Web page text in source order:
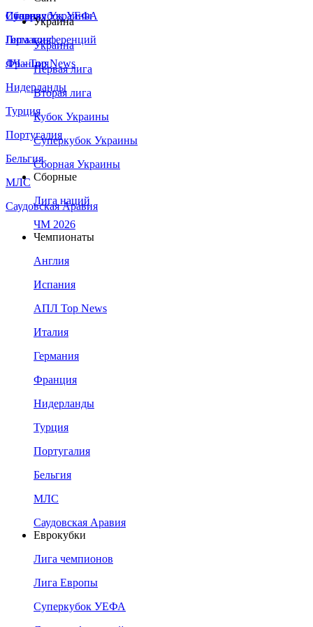
Сборная Украины
Италия
Германия
Франция
Нидерланды
Турция
Португалия
Бельгия
МЛС
Саудовская Аравия
Суперкубок УЕФА
Лига конференций
ЛЧ - Top News
Украина
Украина
Первая лига
Вторая лига
Кубок Украины
Суперкубок Украины
Сборная Украины
Сборные
Лига наций
ЧМ 2026
Чемпионаты
Англия
Испания
АПЛ Top News
Италия
Германия
Франция
Нидерланды
Турция
Португалия
Бельгия
МЛС
Саудовская Аравия
Еврокубки
Лига чемпионов
Лига Европы
Суперкубок УЕФА